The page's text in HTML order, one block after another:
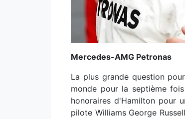
Mercedes-AMG Petronas
La plus grande question
monde pour la septième
honoraires d'Hamilton pour
pilote Williams George